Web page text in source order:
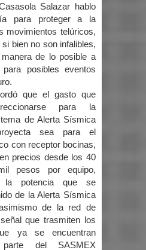
Salazar hablo
para proteger a la
movimientos telúricos,
bien no son infalibles,
de lo posible a
posibles eventos
que el gasto que
para la
de Alerta Sísmica
sea para el
con receptor bocinas,
precios desde los 40
pesos por equipo,
la potencia que se
de la Alerta Sísmica
de la red de
que trasmiten los
ya se encuentran
del SASMEX